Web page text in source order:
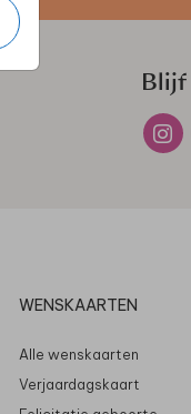
Blijf
WENSKAARTEN
Alle wenskaarten
Verjaardagskaart